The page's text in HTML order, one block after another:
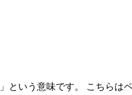
という意味です。 こちらは